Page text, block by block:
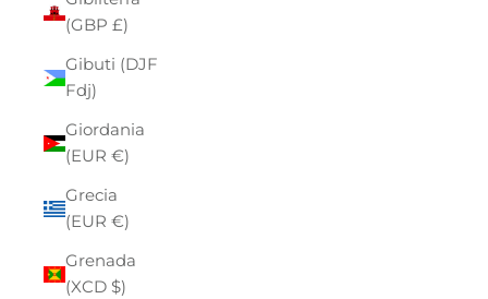
(GBP £)
Gibuti (DJF
Fdj)
Giordania
(EUR €)
Grecia
(EUR €)
Grenada
(XCD $)